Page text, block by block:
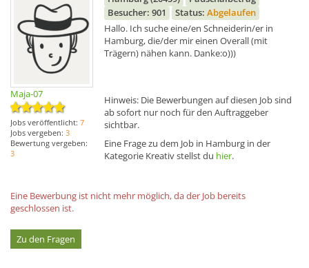
Maja-07
Jobs veröffentlicht: 7
Jobs vergeben: 3
Bewertung vergeben:
3
Besucher: 901
Status: Abgelaufen
Hallo. Ich suche eine/en Schneiderin/er in
Hamburg, die/der mir einen Overall (mit
Trägern) nähen kann. Danke:o)))
Hinweis: Die Bewerbungen auf diesen Job sind
ab sofort nur noch für den Auftraggeber
sichtbar.
Eine Frage zu dem Job in Hamburg in der
Kategorie Kreativ stellst du hier.
Eine Bewerbung ist nicht mehr möglich, da der Job bereits
geschlossen ist.
Zu den Fragen